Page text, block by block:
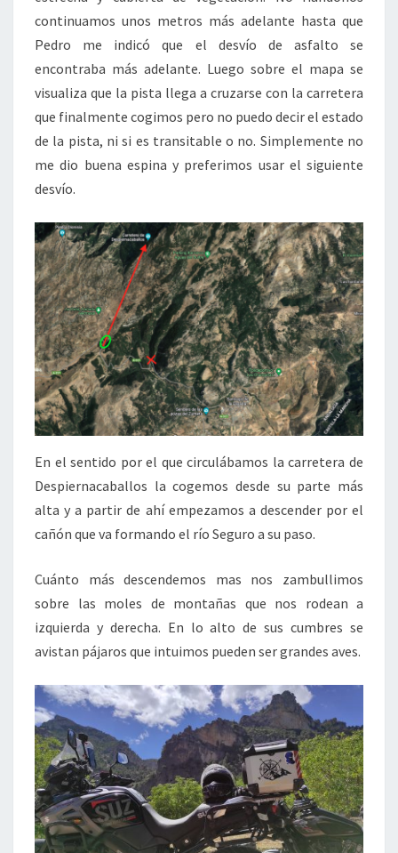
continuamos unos metros más adelante hasta que
Pedro me indicó que el desvío de asfalto se
encontraba más adelante. Luego sobre el mapa se
visualiza que la pista llega a cruzarse con la carretera
que finalmente cogimos pero no puedo decir el estado
de la pista, ni si es transitable o no. Simplemente no
me dio buena espina y preferimos usar el siguiente
desvío.
En el sentido por el que circulábamos la carretera de
Despiernacaballos la cogemos desde su parte más
alta y a partir de ahí empezamos a descender por el
cañón que va formando el río Seguro a su paso.
Cuánto más descendemos mas nos zambullimos
sobre las moles de montañas que nos rodean a
izquierda y derecha. En lo alto de sus cumbres se
avistan pájaros que intuimos pueden ser grandes aves.